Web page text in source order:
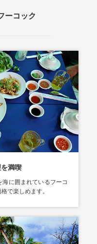
ーコック
満喫
に囲まれているフーコ
で楽しめます。